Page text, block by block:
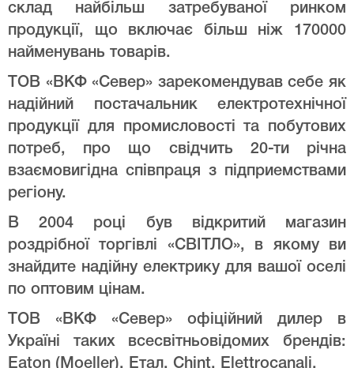
склад найбільш затребуваної ринком
продукції, що включає більш ніж 170000
найменувань товарів.
ТОВ «ВКФ «Север» зарекомендував себе як
надійний постачальник електротехнічної
продукції для промисловості та побутових
потреб, про що свідчить 20-ти річна
взаємовигідна співпраця з підприемствами
регіону.
В 2004 році був відкритий магазин
роздрібної торгівлі «СВІТЛО», в якому ви
знайдите надійну електрику для вашої оселі
по оптовим цінам.
ТОВ «ВКФ «Север» офіційний дилер в
Україні таких всесвітньовідомих брендів:
Eaton (Moeller), Етал, Chint, Elettrocanali.